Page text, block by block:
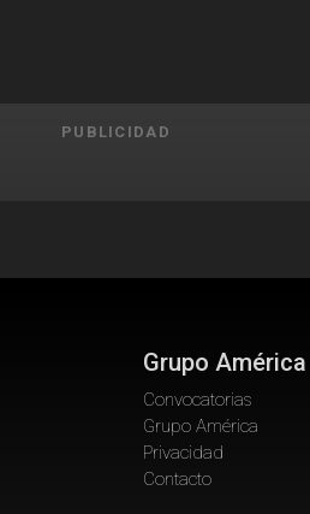
PUBLICIDAD
Grupo América
Convocatorias
Grupo América
Privacidad
Contacto